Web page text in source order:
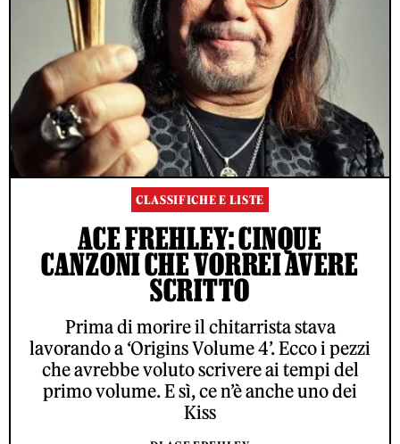
CLASSIFICHE E LISTE
ACE FREHLEY: CINQUE
CANZONI CHE VORREI AVERE
SCRITTO
Prima di morire il chitarrista stava
lavorando a ‘Origins Volume 4’. Ecco i pezzi
che avrebbe voluto scrivere ai tempi del
primo volume. E sì, ce n’è anche uno dei
Kiss